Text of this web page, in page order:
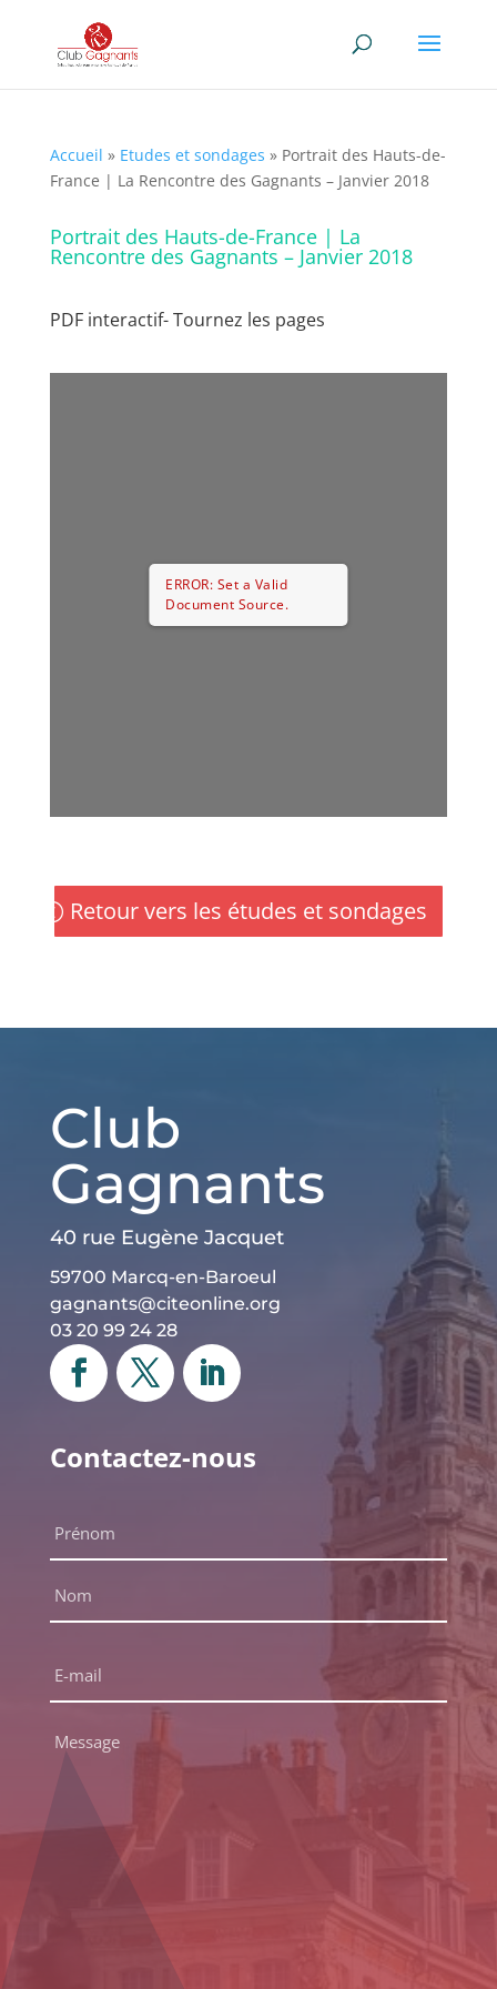
Accueil » Etudes et sondages » Portrait des Hauts-de-
France | La Rencontre des Gagnants – Janvier 2018
Portrait des Hauts-de-France | La
Rencontre des Gagnants – Janvier 2018
PDF interactif- Tournez les pages
ERROR: Set a Valid
Document Source.
Retour vers les études et sondages
Club
Gagnants
40 rue Eugène Jacquet
59700 Marcq-en-Baroeul
gagnants@citeonline.org
03 20 99 24 28
Contactez-nous
complet
mail
Message